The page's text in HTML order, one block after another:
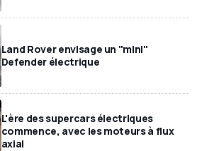
Land Rover envisage un "mini"
Defender électrique
L'ère des supercars électriques
commence, avec les moteurs à flux
axial